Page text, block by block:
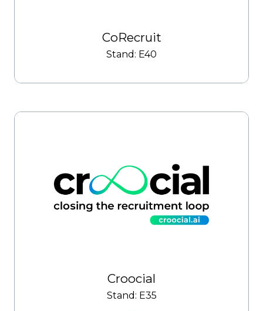
CoRecruit
Stand: E40
Croocial
Stand: E35